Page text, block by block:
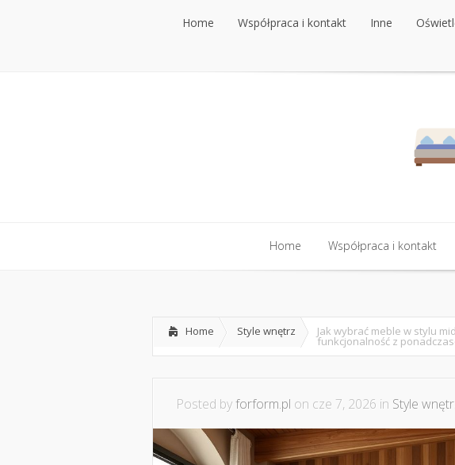
Home Współpraca i kontakt
Współpraca i kontakt
Inne
Inne
Home Współpraca i kontakt
Home Style wnętrz Jak wybrać meble w stylu
funkcjonalność z
Posted byforform.pl on cze 7, 2026 in Style